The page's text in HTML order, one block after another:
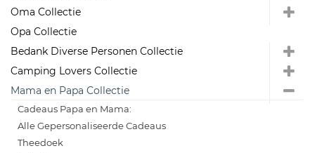
Oma Collectie
Opa Collectie
Bedank Diverse Personen Collectie
Camping Lovers Collectie
Mama en Papa Collectie
Cadeaus Papa en Mama:
Alle Gepersonaliseerde Cadeaus
Theedoek